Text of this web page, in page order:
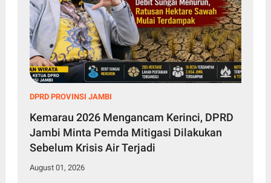
DPRD PROVINSI JAMBI
Kemarau 2026 Mengancam Kerinci, DPRD
Jambi Minta Pemda Mitigasi Dilakukan
Sebelum Krisis Air Terjadi
August 01, 2026